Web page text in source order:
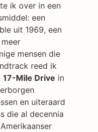
ik over in een
een
uit 1969, een
mensen die
reed ik
17-Mile Drive in
en uiteraard
die al decennia